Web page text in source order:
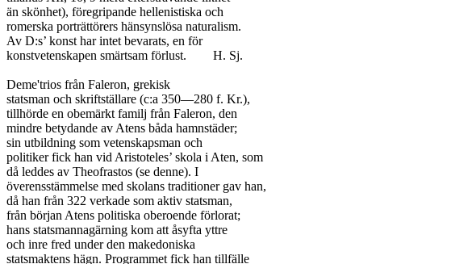
än skönhet), föregripande hellenistiska och
romerska porträttörers hänsynslösa naturalism.
Av D:s’ konst har intet bevarats, en för
konstvetenskapen smärtsam förlust.	H. Sj.
Deme'trios från Faleron, grekisk
statsman och skriftställare (c:a 350—280 f. Kr.),
tillhörde en obemärkt familj från Faleron, den
mindre betydande av Atens båda hamnstäder;
sin utbildning som vetenskapsman och
politiker fick han vid Aristoteles’ skola i Aten, som
då leddes av Theofrastos (se denne). I
överensstämmelse med skolans traditioner gav han,
då han från 322 verkade som aktiv statsman,
från början Atens politiska oberoende förlorat;
hans statsmannagärning kom att åsyfta yttre
och inre fred under den makedoniska
statsmaktens hägn. Programmet fick han tillfälle